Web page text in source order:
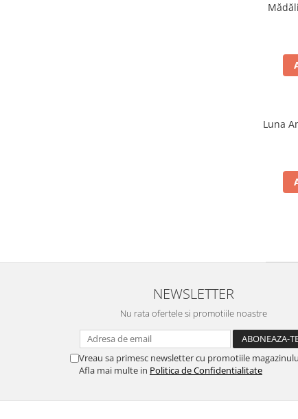
Luna
NEWSLETTER
Nu rata ofertele si promotiile noastre
Vreau sa primesc newsletter cu promotiile
Afla mai multe in Politica de Confidentialitate